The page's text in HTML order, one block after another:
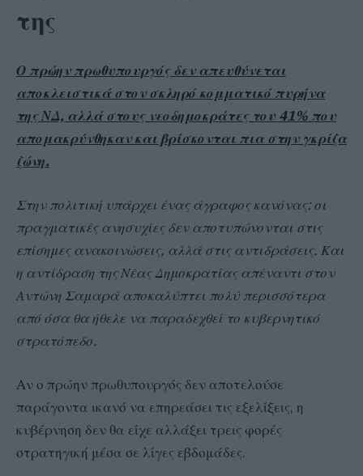
της
Ο πρώην πρωθυπουργός δεν απευθύνεται
αποκλειστικά στον σκληρό κομματικό πυρήνα
της ΝΔ, αλλά στους νεοδημοκράτες του 41% που
απομακρύνθηκαν και βρίσκονται πια στην γκρίζα
ζώνη.
Στην πολιτική υπάρχει ένας άγραφος κανόνας: οι
πραγματικές ανησυχίες δεν αποτυπώνονται στις
επίσημες ανακοινώσεις, αλλά στις αντιδράσεις. Και
η αντίδραση της Νέας Δημοκρατίας απέναντι στον
Αντώνη Σαμαρά αποκαλύπτει πολύ περισσότερα
από όσα θα ήθελε να παραδεχθεί το κυβερνητικό
στρατόπεδο.
Αν ο πρώην πρωθυπουργός δεν αποτελούσε
παράγοντα ικανό να επηρεάσει τις εξελίξεις, η
κυβέρνηση δεν θα είχε αλλάξει τρεις φορές
στρατηγική μέσα σε λίγες εβδομάδες.